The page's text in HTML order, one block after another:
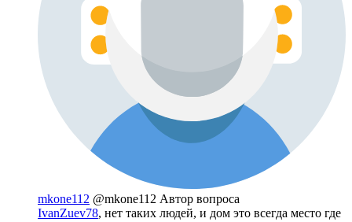
mkone112 @mkone112 Автор вопроса
IvanZuev78, нет таких людей, и дом это всегда место где